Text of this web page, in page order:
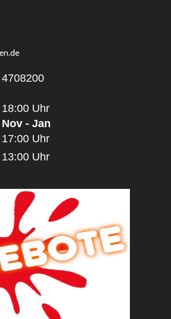
Uhr
- Jan
Uhr
Uhr